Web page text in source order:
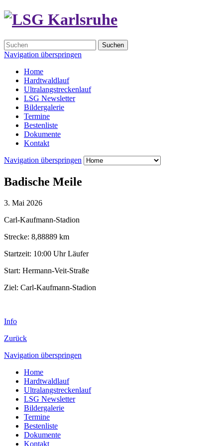
Suchen
Navigation überspringen
Home
Hardtwaldlauf
Ultralangstreckenlauf
LSG Newsletter
Bildergalerie
Termine
Bestenliste
Dokumente
Kontakt
Navigation überspringen
Badische Meile
3. Mai 2026
Carl-Kaufmann-Stadion
Strecke: 8,88889 km
Startzeit: 10:00 Uhr Läufer
Start: Hermann-Veit-Straße
Ziel: Carl-Kaufmann-Stadion
Info
Zurück
Navigation überspringen
Home
Hardtwaldlauf
Ultralangstreckenlauf
LSG Newsletter
Bildergalerie
Termine
Bestenliste
Dokumente
Kontakt